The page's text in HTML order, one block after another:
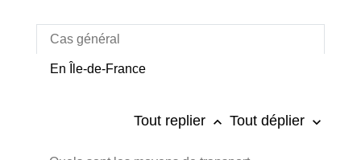
Cas général
En Île-de-France
Tout replier keyboard_arrow_up Tout déplier keyboard_arrow_down